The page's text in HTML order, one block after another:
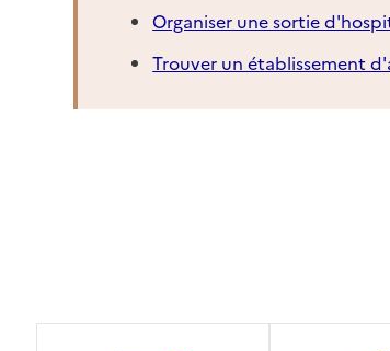
Organiser une sortie
Trouver un établissement